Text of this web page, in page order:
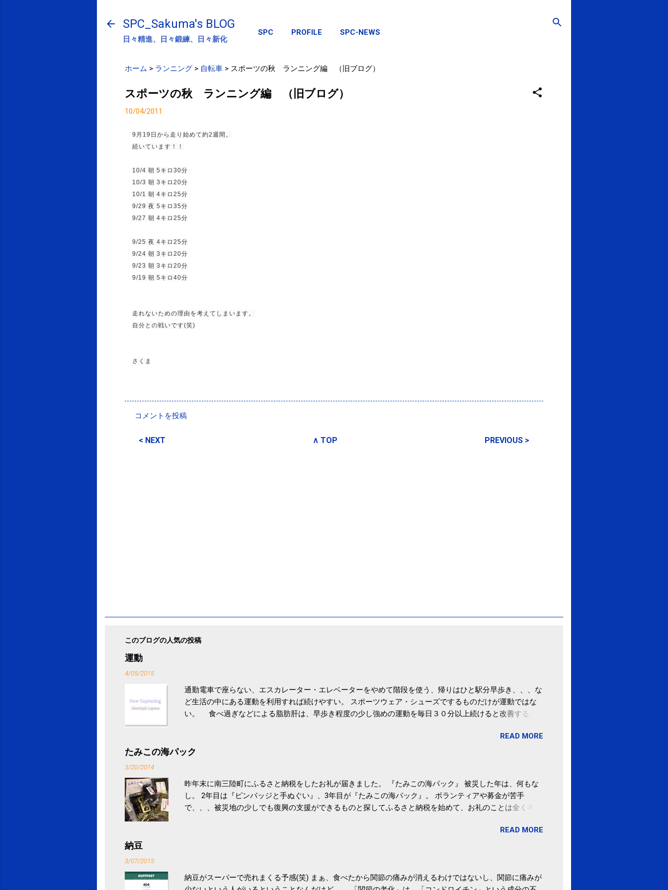
SPC_Sakuma's BLOG
日々精進、日々鍛練、日々新化
SPC PROFILE SPC-NEWS
ホーム > ランニング > 自転車 > スポーツの秋 ランニング編 （旧ブログ）
スポーツの秋 ランニング編 （旧ブログ）
10/04/2011
9月19日から走り始めて約2週間。
続いています！！
10/4 朝 5キロ30分
10/3 朝 3キロ20分
10/1 朝 4キロ25分
9/29 夜 5キロ35分
9/27 朝 4キロ25分
9/25 夜 4キロ25分
9/24 朝 3キロ20分
9/23 朝 3キロ20分
9/19 朝 5キロ40分
走れないための理由を考えてしまいます。
自分との戦いです(笑)
さくま
メ
コメントを投稿
< NEXT ∧ TOP PREVIOUS >
このブログの人気の投稿
運動
4/05/2015
通勤電車で座らない、エスカレーター・エレベーターをやめて階段を使う、帰りはひと駅分早歩き、、、な
ど生活の中にある運動を利用すれば続けやすい。 スポーツウェア・シューズでするものだけが運動ではな
い。 食べ過ぎなどによる脂肪肝は、早歩き程度の少し強めの運動を毎日３０分以上続けると改善する、
ル性脂肪性肝疾患。体重は減らなくても効果があるという。 正田教授は「汗ばむ程度の運動を毎日３０分
続けることが有用」としている。 脂肪肝、毎日３０分の早歩きで改善 筑波大「減量しなくても効果」 -
READ MORE
たみこの海パック
3/20/2014
昨年末に南三陸町にふるさと納税をしたお礼が届きました。 『たみこの海パック』 被災した年は、何もな
し。 2年目は『ピンバッジと手ぬぐい』、3年目が『たみこの海パック』。 ボランティアや募金が苦手
で、、、被災地の少しでも復興の支援ができるものと探してふるさと納税を始めて、お礼のことは全く考え
税になるということもあって始めたのですが、節税になるほど稼げていないのでこちらの目的は......。 総務
READ MORE
納豆
3/07/2015
納豆がスーパーで売れまくる予感(笑) まぁ、食べたから関節の痛みが消えるわけではないし、関節に痛みが